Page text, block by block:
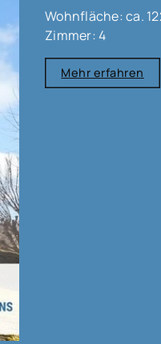
Wohnfläche: ca.
Zimmer: 4
Mehr erfahren